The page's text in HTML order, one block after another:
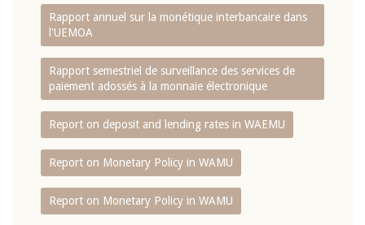
Rapport annuel sur la monétique interbancaire dans
l'UEMOA
Rapport semestriel de surveillance des services de
paiement adossés à la monnaie électronique
Report on deposit and lending rates in WAEMU
Report on Monetary Policy in WAMU
Report on Monetary Policy in WAMU